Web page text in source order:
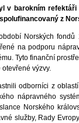
v barokním
z
Norských
na podporu
Tyto finanční
výzvy.
odborníci z
nápravného
Norského
služby, Rady